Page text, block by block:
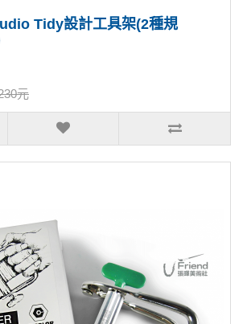
Tidy設計工具架(2種規
元